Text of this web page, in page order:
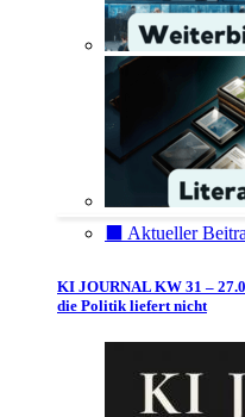
⬛️ Aktueller
KI JOURNAL KW 31 –
die Politik liefert nicht